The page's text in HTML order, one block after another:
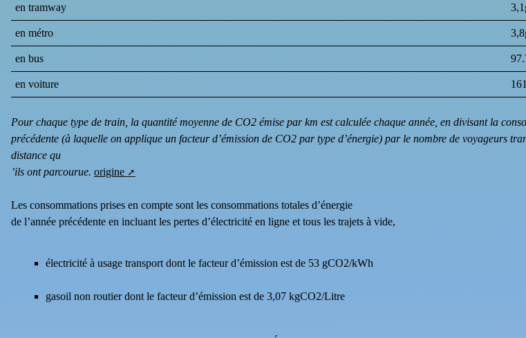
en tramway
en métro
en bus
en voiture
Pour chaque type de train, la quantité moyenne de CO2 émise par km est calculée chaque année, en divisant la
précédente (à laquelle on applique un facteur d’émission de CO2 par type d’énergie) par le nombre de voyageurs
distance qu
’ils ont parcourue. origine
Les consommations prises en compte sont les consommations totales d’énergie
de l’année précédente en incluant les pertes d’électricité en ligne et tous les trajets à vide,
électricité à usage transport dont le facteur d’émission est de 53 gCO2/kWh
gasoil non routier dont le facteur d’émission est de 3,07 kgCO2/Litre